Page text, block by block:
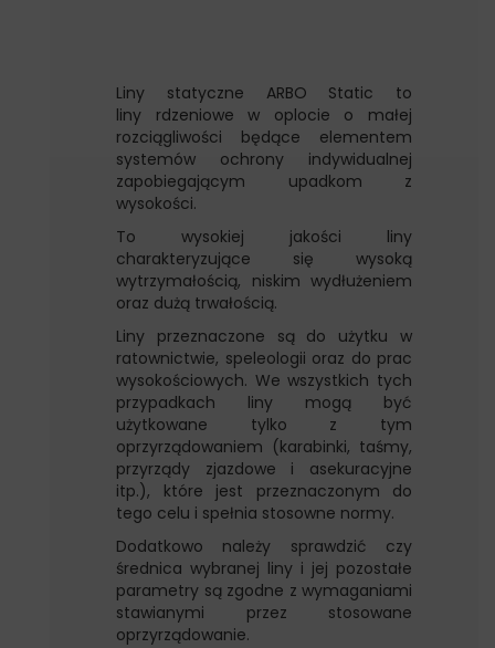
Liny statyczne ARBO Static to
liny rdzeniowe w oplocie o małej
rozciągliwości będące elementem
systemów ochrony indywidualnej
zapobiegającym upadkom z
wysokości.
To wysokiej jakości liny
charakteryzujące się wysoką
wytrzymałością, niskim wydłużeniem
oraz dużą trwałością.
Liny przeznaczone są do użytku w
ratownictwie, speleologii oraz do prac
wysokościowych. We wszystkich tych
przypadkach liny mogą być
użytkowane tylko z tym
oprzyrządowaniem (karabinki, taśmy,
przyrządy zjazdowe i asekuracyjne
itp.), które jest przeznaczonym do
tego celu i spełnia stosowne normy.
Dodatkowo należy sprawdzić czy
średnica wybranej liny i jej pozostałe
parametry są zgodne z wymaganiami
stawianymi przez stosowane
oprzyrządowanie.